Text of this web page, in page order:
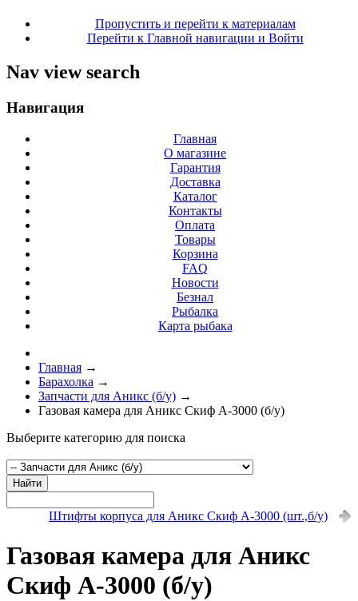
Пропустить и перейти к материалам
Перейти к Главной навигации и Войти
Nav view search
Навигация
Главная
О магазине
Гарантия
Доставка
Каталог
Контакты
Оплата
Товары
Корзина
FAQ
Новости
Безнал
Рыбалка
Карта рыбака
Главная →
Барахолка →
Запчасти для Аникс (б/у) →
Газовая камера для Аникс Скиф А-3000 (б/у)
Выберите категорию для поиска
Найти
Штифты корпуса для Аникс Скиф А-3000 (шт.,б/у)
Газовая камера для Аникс
Скиф А-3000 (б/у)